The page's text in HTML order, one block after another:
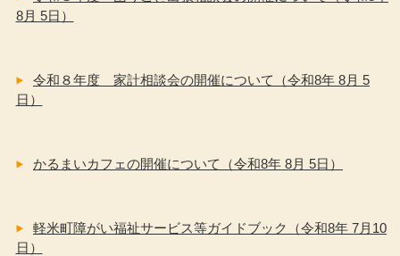
8月 5日）
令和８年度 家計相談会の開催について（令和8年 8月 5
日）
かるまいカフェの開催について（令和8年 8月 5日）
軽米町障がい福祉サービス等ガイドブック（令和8年 7月10
日）